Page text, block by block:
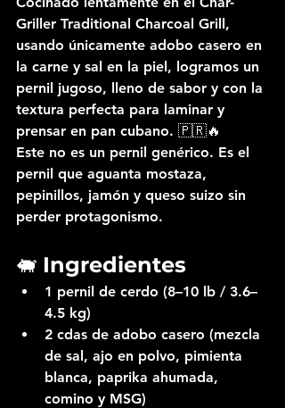
Griller Traditional Charcoal Grill,
usando únicamente adobo casero en
la carne y sal en la piel, logramos un
pernil jugoso, lleno de sabor y con la
textura perfecta para laminar y
prensar en pan cubano. 🇵🇷🔥
Este no es un pernil genérico. Es el
pernil que aguanta mostaza,
pepinillos, jamón y queso suizo sin
perder protagonismo.
🐖 Ingredientes
1 pernil de cerdo (8–10 lb / 3.6–
4.5 kg)
2 cdas de adobo casero (mezcla
de sal, ajo en polvo, pimienta
blanca, paprika ahumada,
comino y MSG)